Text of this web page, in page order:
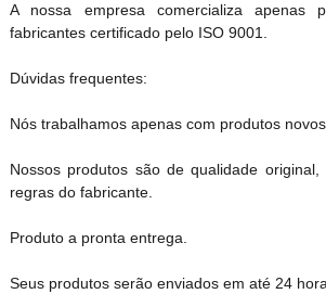
A nossa empresa comercializa apenas
fabricantes certificado pelo ISO 9001.
Dúvidas frequentes:
Nós trabalhamos apenas com produtos
Nossos produtos são de qualidade
regras do fabricante.
Produto a pronta entrega.
Seus produtos serão enviados em até 24